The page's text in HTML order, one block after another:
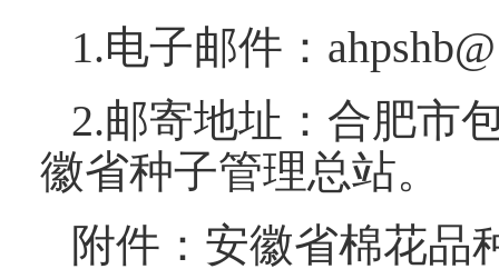
1.电子邮件：
2.邮寄地址：合肥市
徽省种子管理总站。
附件：安徽省棉花品